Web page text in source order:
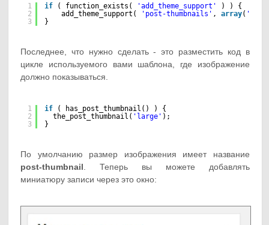
1
2
3
if ( function_exists( 'add_theme_support'
) ) {
add_theme_support(
'post-thumbnails' , array(
}
Последнее, что нужно сделать - это разместить код в
цикле используемого вами шаблона, где изображение
должно показываться.
1
2
3
if
( has_post_thumbnail() ) {
the_post_thumbnail( 'large' );
}
По умолчанию размер изображения имеет название
post-thumbnail . Теперь вы можете добавлять
миниатюру записи через это окно: